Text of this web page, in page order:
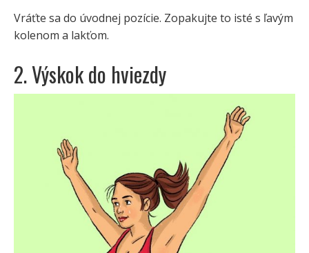
Vráťte sa do úvodnej pozície. Zopakujte to isté s ľavým
kolenom a lakťom.
2. Výskok do hviezdy